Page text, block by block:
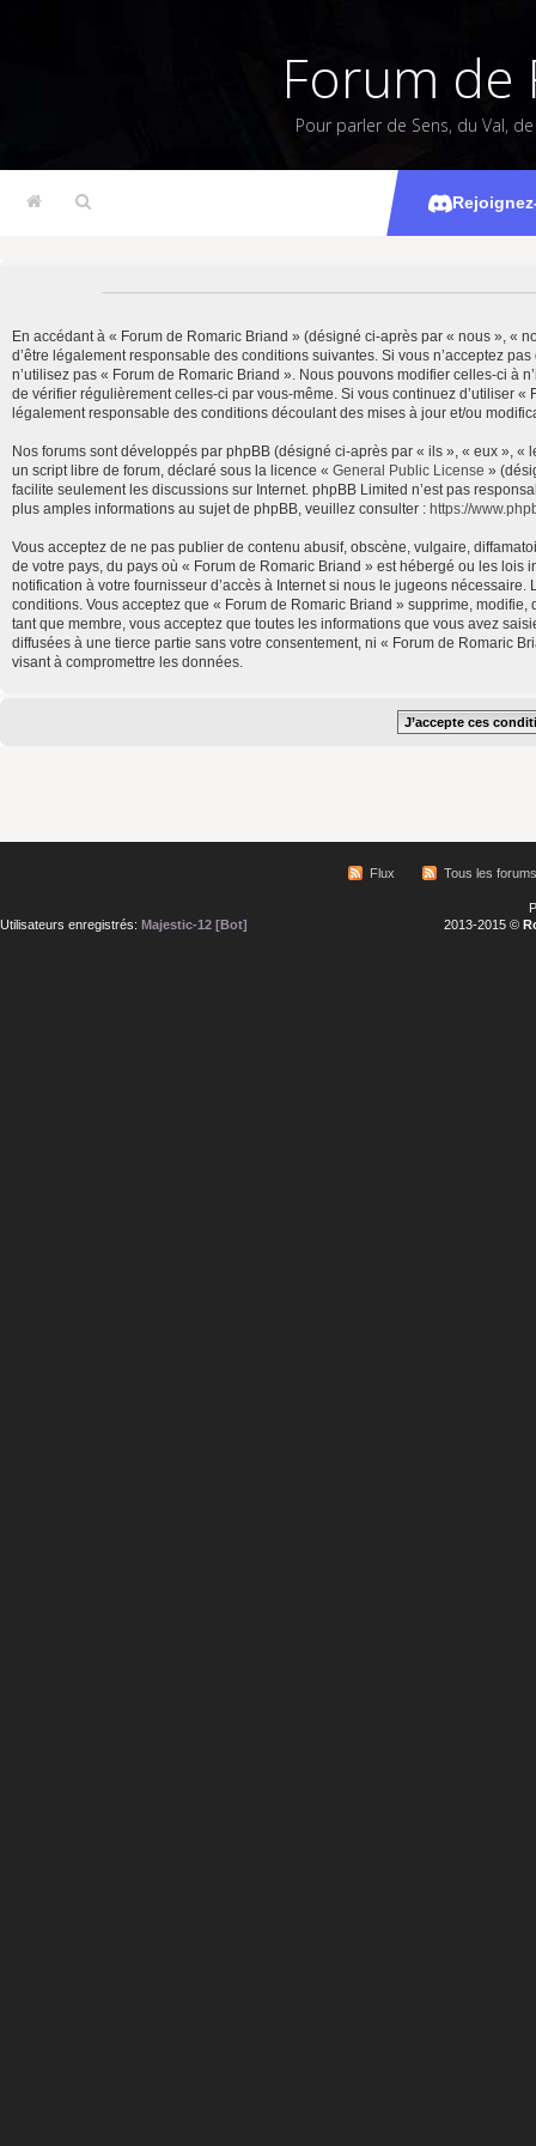
Forum de
Pour parler de Sens, du Val,
En accédant à « Forum de Romaric Briand » (désigné ci-après par « nous », «
d’être légalement responsable des conditions suivantes. Si vous n’acceptez
n’utilisez pas « Forum de Romaric Briand ». Nous pouvons modifier celles-ci à
de vérifier régulièrement celles-ci par vous-même. Si vous continuez d’utiliser
légalement responsable des conditions découlant des mises à jour et/ou
Nos forums sont développés par phpBB (désigné ci-après par « ils », « eux »,
un script libre de forum, déclaré sous la licence « General Public License »
facilite seulement les discussions sur Internet. phpBB Limited n’est pas
plus amples informations au sujet de phpBB, veuillez consulter : https://
Vous acceptez de ne pas publier de contenu abusif, obscène, vulgaire,
de votre pays, du pays où « Forum de Romaric Briand » est hébergé ou les
notification à votre fournisseur d’accès à Internet si nous le jugeons
conditions. Vous acceptez que « Forum de Romaric Briand » supprime,
tant que membre, vous acceptez que toutes les informations que vous avez
diffusées à une tierce partie sans votre consentement, ni « Forum de Romaric
visant à compromettre les données.
Flux Tous les forums
Utilisateurs enregistrés: Majestic-12 [Bot]
2013-2015 ©